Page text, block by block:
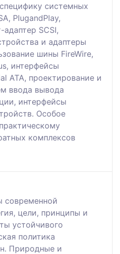
системных
PlugandPlay,
адаптер SCSI,
и адаптеры
шины FireWire,
интерфейсы
ATA, проектирование и
ввода вывода
интерфейсы
Особое
комплексов
современной
цели, принципы и
устойчивого
политика
Природные и